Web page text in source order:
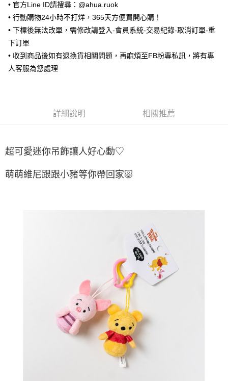
ATM付款
全家取貨付款
每筆NT$65，滿NT$688(含以上)免運費
付款後7-11取貨
每筆NT$125，滿NT$1,500(含以上)免運費
• 官方Line ID請搜尋：@ahua.ruok
• 行動購物24小時不打烊，365天方便買開心購！
• 下標後無法改單，需修改請登入-會員系統-交易紀錄-取消訂單-重
下訂單
• 收到商品後如有退換貨相關問題，再麻煩至FB粉專私訊，將有專
人客服為您處理
詳細說明 相關推薦
超可愛迷你吊飾讓人好心動♡
萌萌維尼跟跟小豬等你帶回家🐷